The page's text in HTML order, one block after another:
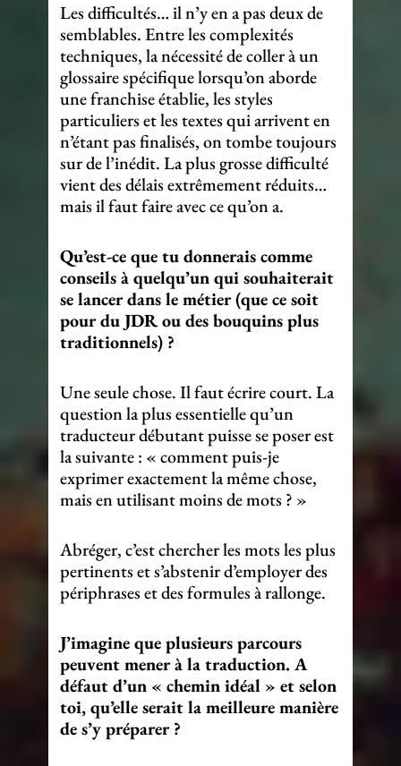
Les difficultés… il n’y en a pas deux de
semblables. Entre les complexités
techniques, la nécessité de coller à un
glossaire spécifique lorsqu’on aborde
une franchise établie, les styles
particuliers et les textes qui arrivent en
n’étant pas finalisés, on tombe toujours
sur de l’inédit. La plus grosse difficulté
vient des délais extrêmement réduits…
mais il faut faire avec ce qu’on a.
Qu’est-ce que tu donnerais comme
conseils à quelqu’un qui souhaiterait
se lancer dans le métier (que ce soit
pour du JDR ou des bouquins plus
traditionnels) ?
Une seule chose. Il faut écrire court. La
question la plus essentielle qu’un
traducteur débutant puisse se poser est
la suivante : « comment puis-je
exprimer exactement la même chose,
mais en utilisant moins de mots ? »
Abréger, c’est chercher les mots les plus
pertinents et s’abstenir d’employer des
périphrases et des formules à rallonge.
J’imagine que plusieurs parcours
peuvent mener à la traduction. A
défaut d’un « chemin idéal » et selon
toi, qu’elle serait la meilleure manière
de s’y préparer ?